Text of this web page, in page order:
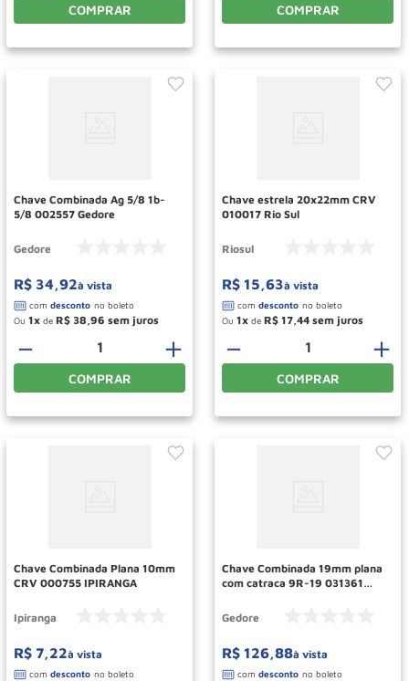
COMPRAR COMPRAR
Chave Combinada Ag 5/8 1b-
5/8 002557 Gedore
Gedore
R$ 34,92à vista
Ou 1 de R$ 38 96
＋
－
COMPRAR
Chave estrela 20x22mm CRV
010017 Rio Sul
Riosul
R$ 15,63à vista
Ou 1 de R$ 17 44
＋
－
COMPRAR
Chave Combinada Plana 10mm
CRV 000755 IPIRANGA
Ipiranga
R$ 7,22à vista
Chave Combinada 19mm plana
com catraca 9R-19 031361
Gedore
R$ 126,88à vista